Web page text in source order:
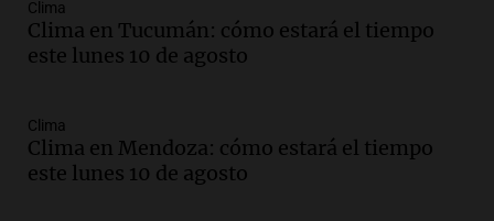
Audio. Kicillof critica la desregulación
financiera y el aumento de la morosidad
Episodios
Audio. La UNT evalúa apelación ante la
Clima
Clima en Tucumán: cómo estará el tiempo
este lunes 10 de agosto
Clima
Clima en Mendoza: cómo estará el tiempo
este lunes 10 de agosto